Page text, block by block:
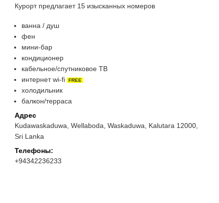
Курорт предлагает 15 изысканных номеров
ванна / душ
фен
мини-бар
кондиционер
кабельное/спутниковое ТВ
интернет wi-fi
FREE
холодильник
балкон/терраса
Адрес
Kudawaskaduwa, Wellaboda, Waskaduwa, Kalutara 12000,
Sri Lanka
Телефоны:
+94342236233